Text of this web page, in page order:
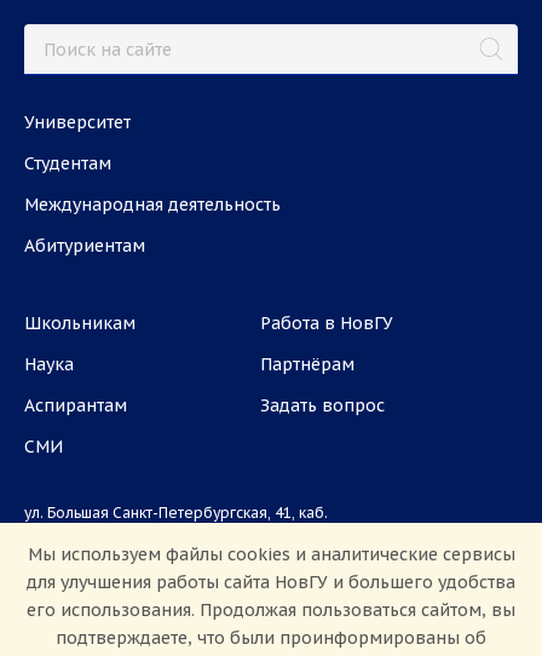
Университет
Студентам
Международная деятельность
Абитуриентам
Школьникам
Наука
Аспирантам
СМИ
Работа в НовГУ
Партнёрам
Задать вопрос
ул. Большая Санкт-Петербургская, 41, каб.
Приемная комиссия: +7(8162)33-20-44
Мы используем файлы cookies и аналитические сервисы
для улучшения работы сайта НовГУ и большего удобства
его использования. Продолжая пользоваться сайтом, вы
подтверждаете, что были проинформированы об